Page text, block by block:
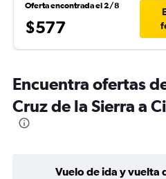
Oferta encontrada el 2/8
$577
Encuentra ofertas
Cruz de la Sierra a
Vuelo de ida y vuelta